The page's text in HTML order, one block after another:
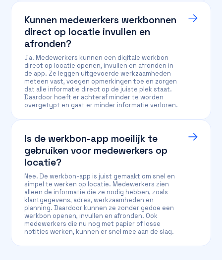
Kunnen medewerkers werkbonnen
direct op locatie invullen en
afronden?
Ja. Medewerkers kunnen een digitale werkbon
direct op locatie openen, invullen en afronden in
de app. Ze leggen uitgevoerde werkzaamheden
meteen vast, voegen opmerkingen toe en zorgen
dat alle informatie direct op de juiste plek staat.
Daardoor hoeft er achteraf minder te worden
overgetypt en gaat er minder informatie verloren.
Is de werkbon-app moeilijk te
gebruiken voor medewerkers op
locatie?
Nee. De werkbon-app is juist gemaakt om snel en
simpel te werken op locatie. Medewerkers zien
alleen de informatie die ze nodig hebben, zoals
klantgegevens, adres, werkzaamheden en
planning. Daardoor kunnen ze zonder gedoe een
werkbon openen, invullen en afronden. Ook
medewerkers die nu nog met papier of losse
notities werken, kunnen er snel mee aan de slag.